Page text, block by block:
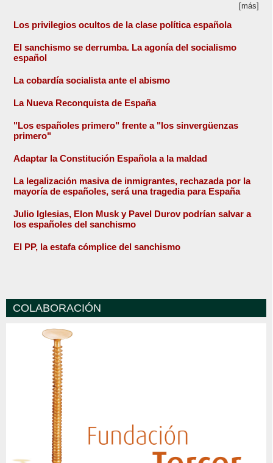
[más]
Los privilegios ocultos de la clase política española
El sanchismo se derrumba. La agonía del socialismo
español
La cobardía socialista ante el abismo
La Nueva Reconquista de España
"Los españoles primero" frente a "los sinvergüenzas
primero"
Adaptar la Constitución Española a la maldad
La legalización masiva de inmigrantes, rechazada por la
mayoría de españoles, será una tragedia para España
Julio Iglesias, Elon Musk y Pavel Durov podrían salvar a
los españoles del sanchismo
El PP, la estafa cómplice del sanchismo
COLABORACIÓN